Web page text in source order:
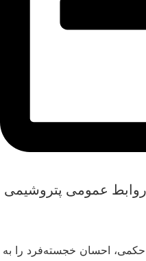
عمومی پتروشیمی
حکمی، احسان خجسته‌فرد را به